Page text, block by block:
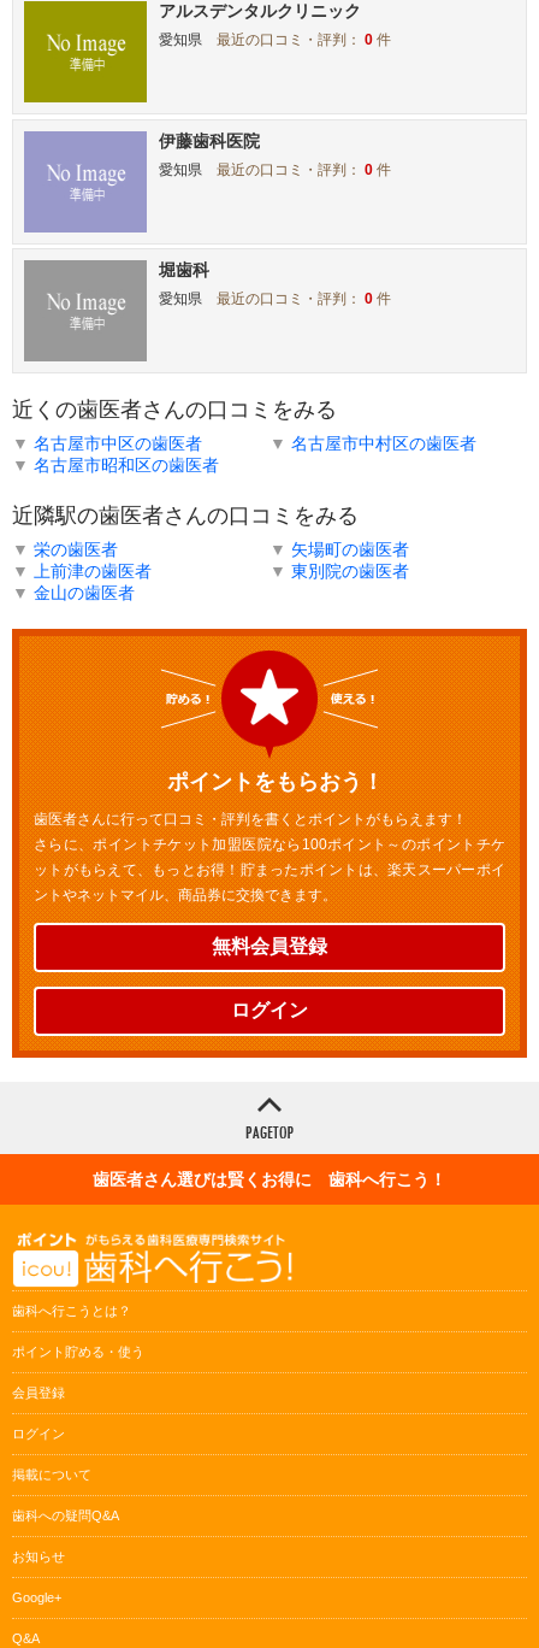
アルスデンタルクリニック
愛知県 最近の口コミ・評判：0 件
伊藤歯科医院
愛知県 最近の口コミ・評判：0 件
堀歯科
愛知県 最近の口コミ・評判：0 件
近くの歯医者さんの口コミをみる
▼ 名古屋市中区の歯医者 ▼ 名古屋市中村区の歯医者
▼ 名古屋市昭和区の歯医者
近隣駅の歯医者さんの口コミをみる
▼ 栄の歯医者 ▼ 矢場町の歯医者
▼
上前津の歯医者 ▼ 東別院の歯医者
▼ 金山の歯医者
ポイントをもらおう！
歯医者さんに行って口コミ・評判を書くとポイントがもらえます！
さらに、ポイントチケット加盟医院なら100ポイント～のポイントチケ
ットがもらえて、もっとお得！貯まったポイントは、楽天スーパーポイ
ントやネットマイル、商品券に交換できます。
無料会員登録
ログイン
歯医者さん選びは賢くお得に 歯科へ行こう！
歯科へ行こうとは？
ポイント貯める・使う
会員登録
ログイン
掲載について
歯科への疑問Q&A
お知らせ
Google+
Q&A